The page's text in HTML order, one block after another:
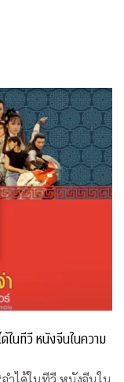
ในทีวี หนังจีนในความ